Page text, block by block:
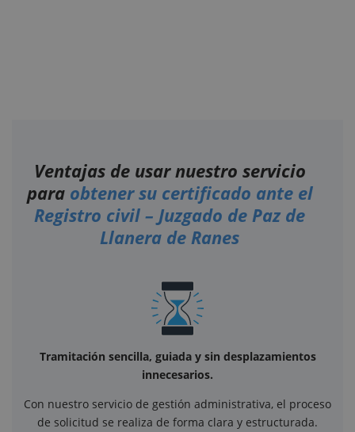
Ventajas de usar nuestro servicio
para obtener su certificado ante el
Registro civil – Juzgado de Paz de
Llanera de Ranes
Tramitación sencilla, guiada y sin desplazamientos
innecesarios.
Con nuestro servicio de gestión administrativa, el proceso
de solicitud se realiza de forma clara y estructurada.